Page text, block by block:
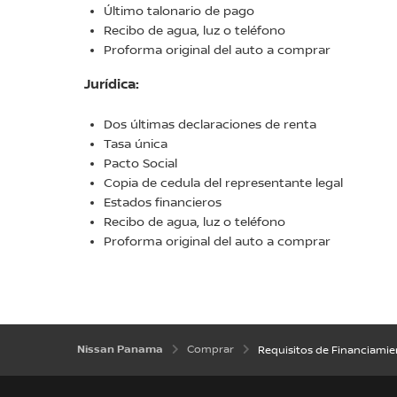
Último talonario de pago
Recibo de agua, luz o teléfono
Proforma original del auto a comprar
Jurídica:
Dos últimas declaraciones de renta
Tasa única
Pacto Social
Copia de cedula del representante legal
Estados financieros
Recibo de agua, luz o teléfono
Proforma original del auto a comprar
Nissan Panama Comprar Requisitos de